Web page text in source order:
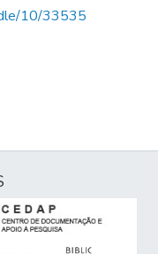
10/33535